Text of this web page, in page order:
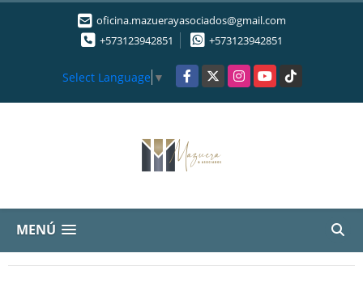
oficina.mazuerayasociados@gmail.com
+573123942851
+573123942851
Select Language ▼ Facebook
X InstagramYouTubeTikTok
MENÚ